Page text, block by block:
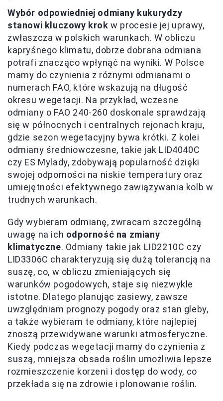
Wybór odpowiedniej odmiany kukurydzy
stanowi kluczowy krok w procesie jej uprawy,
zwłaszcza w polskich warunkach. W obliczu
kapryśnego klimatu, dobrze dobrana odmiana
potrafi znacząco wpłynąć na wyniki. W Polsce
mamy do czynienia z różnymi odmianami o
numerach FAO, które wskazują na długość
okresu wegetacji. Na przykład, wczesne
odmiany o FAO 240-260 doskonale sprawdzają
się w północnych i centralnych rejonach kraju,
gdzie sezon wegetacyjny bywa krótki. Z kolei
odmiany średniowczesne, takie jak LID4040C
czy ES Mylady, zdobywają popularność dzięki
swojej odporności na niskie temperatury oraz
umiejętności efektywnego zawiązywania kolb w
trudnych warunkach.
Gdy wybieram odmianę, zwracam szczególną
uwagę na ich odporność na zmiany
klimatyczne. Odmiany takie jak LID2210C czy
LID3306C charakteryzują się dużą tolerancją na
suszę, co, w obliczu zmieniających się
warunków pogodowych, staje się niezwykle
istotne. Dlatego planując zasiewy, zawsze
uwzględniam prognozy pogody oraz stan gleby,
a także wybieram te odmiany, które najlepiej
znoszą przewidywane warunki atmosferyczne.
Kiedy podczas wegetacji mamy do czynienia z
suszą, mniejsza obsada roślin umożliwia lepsze
rozmieszczenie korzeni i dostęp do wody, co
przekłada się na zdrowie i plonowanie roślin.